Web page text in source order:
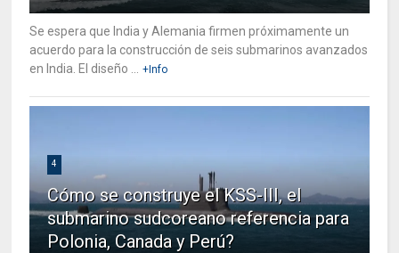
Se espera que India y Alemania firmen próximamente un
acuerdo para la construcción de seis submarinos avanzados
en India. El diseño ...
+Info
4
Cómo se construye el KSS-III, el
submarino sudcoreano referencia para
Polonia, Canada y Perú?